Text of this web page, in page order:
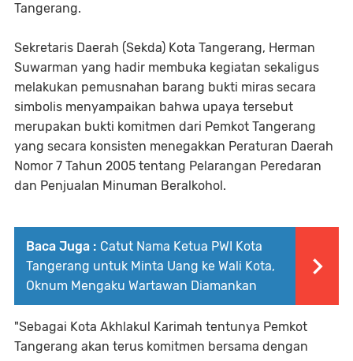
Tangerang.
Sekretaris Daerah (Sekda) Kota Tangerang, Herman
Suwarman yang hadir membuka kegiatan sekaligus
melakukan pemusnahan barang bukti miras secara
simbolis menyampaikan bahwa upaya tersebut
merupakan bukti komitmen dari Pemkot Tangerang
yang secara konsisten menegakkan Peraturan Daerah
Nomor 7 Tahun 2005 tentang Pelarangan Peredaran
dan Penjualan Minuman Beralkohol.
Baca Juga : Catut Nama Ketua PWI Kota
Tangerang untuk Minta Uang ke Wali Kota,
Oknum Mengaku Wartawan Diamankan
"Sebagai Kota Akhlakul Karimah tentunya Pemkot
Tangerang akan terus komitmen bersama dengan